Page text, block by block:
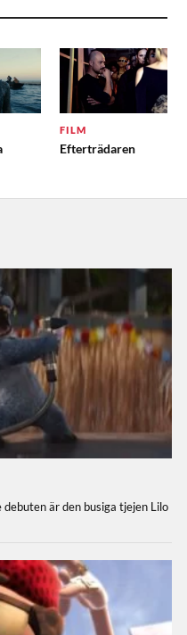
FILM
Efterträdaren